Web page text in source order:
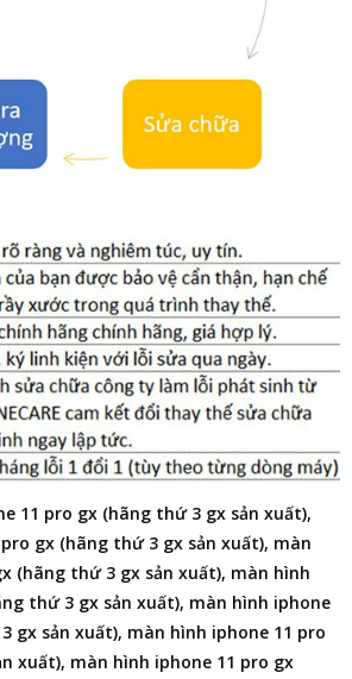
11 pro gx (hãng thứ 3 gx sản xuất),
gx (hãng thứ 3 gx sản xuất), màn
(hãng thứ 3 gx sản xuất), màn hình
thứ 3 gx sản xuất), màn hình iphone
gx sản xuất), màn hình iphone 11 pro
xuất), màn hình iphone 11 pro gx